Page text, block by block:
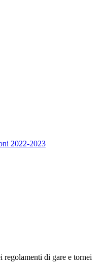
2022-2023
regolamenti di gare e tornei